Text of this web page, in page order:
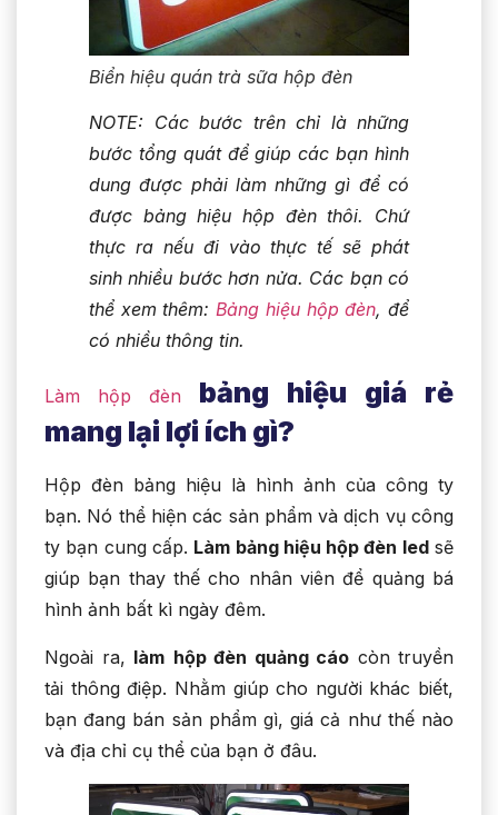
Biển hiệu quán trà sữa hộp đèn
NOTE: Các bước trên chỉ là những
bước tổng quát để giúp các bạn hình
dung được phải làm những gì để có
được bảng hiệu hộp đèn thôi. Chứ
thực ra nếu đi vào thực tế sẽ phát
sinh nhiều bước hơn nửa. Các bạn có
thể xem thêm:Bảng hiệu hộp đèn, để
có nhiều thông tin.
Làm hộp đèn
bảng hiệu giá rẻ
mang lại lợi ích gì?
Hộp đèn bảng hiệu là hình ảnh của công ty
bạn. Nó thể hiện các sản phẩm và dịch vụ công
ty bạn cung cấp. Làm bảng hiệu hộp đèn ledsẽ
giúp bạn thay thế cho nhân viên để quảng bá
hình ảnh bất kì ngày đêm.
Ngoài ra, làm hộp đèn quảng cáo còn truyền
tải thông điệp. Nhằm giúp cho người khác biết,
bạn đang bán sản phẩm gì, giá cả như thế nào
và địa chỉ cụ thể của bạn ở đâu.